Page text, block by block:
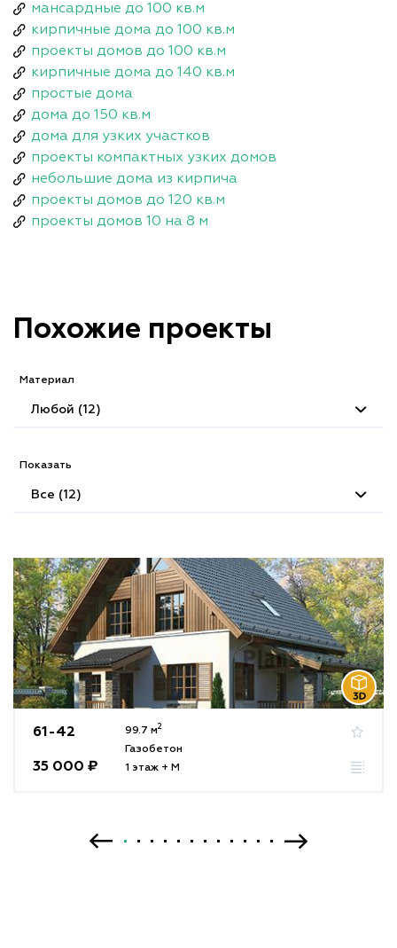
мансардные до 100 кв.м
кирпичные дома до 100 кв.м
проекты домов до 100 кв.м
кирпичные дома до 140 кв.м
простые дома
дома до 150 кв.м
дома для узких участков
проекты компактных узких домов
небольшие дома из кирпича
проекты домов до 120 кв.м
проекты домов 10 на 8 м
Похожие проекты
Материал
Любой (12)
Показать
Все (12)
61-42
35 000 ₽
99.7 м2
Газобетон
1 этаж + М